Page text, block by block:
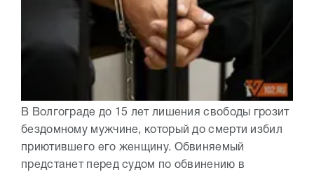
В Волгограде до 15 лет лишения свободы грозит
бездомному мужчине, который до смерти избил
приютившего его женщину. Обвиняемый
предстанет перед судом по обвинению в